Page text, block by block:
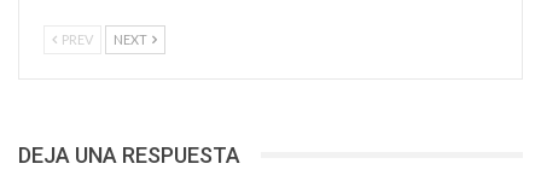
PREV NEXT
DEJA UNA RESPUESTA